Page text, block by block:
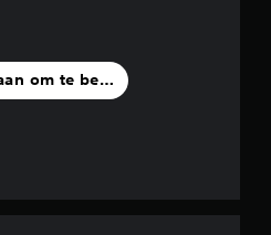
om te beoordelen